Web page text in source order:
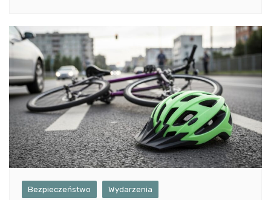
Bezpieczeństwo Wydarzenia